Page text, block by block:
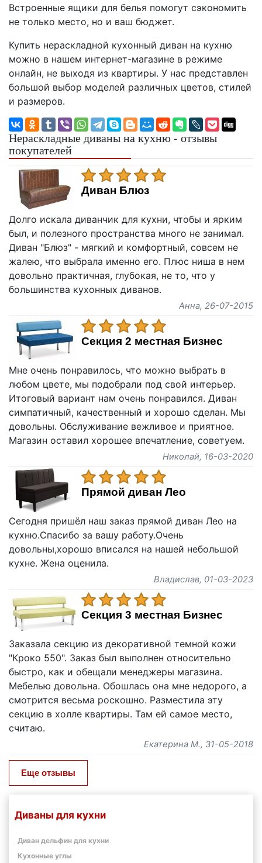
Диваны для кухни
Диван дельфин для кухни
Кухонные углы
Встроенные ящики для белья помогут сэкономить
не только место, но и ваш бюджет.
Купить нераскладной кухонный диван на кухню
можно в нашем интернет-магазине в режиме
онлайн, не выходя из квартиры. У нас представлен
большой выбор моделей различных цветов, стилей
и размеров.
Нераскладные диваны на кухню - отзывы
покупателей
Диван Блюз
Долго искала диванчик для кухни, чтобы и ярким
был, и полезного пространства много не занимал.
Диван "Блюз" - мягкий и комфортный, совсем не
жалею, что выбрала именно его. Плюс ниша в нем
довольно практичная, глубокая, не то, что у
большинства кухонных диванов.
Анна, 26-07-2015
Секция 2 местная Бизнес
Мне очень понравилось, что можно выбрать в
любом цвете, мы подобрали под свой интерьер.
Итоговый вариант нам очень понравился. Диван
симпатичный, качественный и хорошо сделан. Мы
довольны. Обслуживание вежливое и приятное.
Магазин оставил хорошее впечатление, советуем.
Николай, 16-03-2020
Прямой диван Лео
Сегодня пришёл наш заказ прямой диван Лео на
кухню.Спасибо за вашу работу.Очень
довольны,хорошо вписался на нашей небольшой
кухне. Жена оценила.
Владислав, 01-03-2023
Секция 3 местная Бизнес
Заказала секцию из декоративной темной кожи
"Кроко 550". Заказ был выполнен относительно
быстро, как и обещали менеджеры магазина.
Мебелью довольна. Обошлась она мне недорого, а
смотрится весьма роскошно. Разместила эту
секцию в холле квартиры. Там ей самое место,
считаю.
Екатерина М., 31-05-2018
Еще отзывы